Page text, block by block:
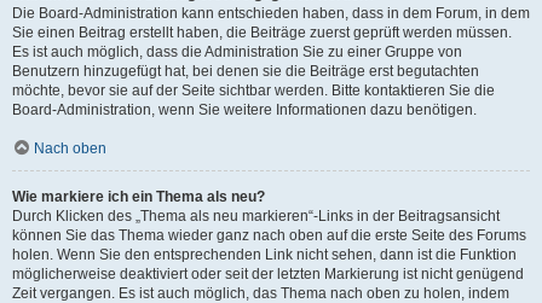
Die Board-Administration kann entschieden haben, dass in dem Forum, in dem
Sie einen Beitrag erstellt haben, die Beiträge zuerst geprüft werden müssen.
Es ist auch möglich, dass die Administration Sie zu einer Gruppe von
Benutzern hinzugefügt hat, bei denen sie die Beiträge erst begutachten
möchte, bevor sie auf der Seite sichtbar werden. Bitte kontaktieren Sie die
Board-Administration, wenn Sie weitere Informationen dazu benötigen.
Nach oben
Wie markiere ich ein Thema als neu?
Durch Klicken des „Thema als neu markieren“-Links in der Beitragsansicht
können Sie das Thema wieder ganz nach oben auf die erste Seite des Forums
holen. Wenn Sie den entsprechenden Link nicht sehen, dann ist die Funktion
möglicherweise deaktiviert oder seit der letzten Markierung ist nicht genügend
Zeit vergangen. Es ist auch möglich, das Thema nach oben zu holen, indem